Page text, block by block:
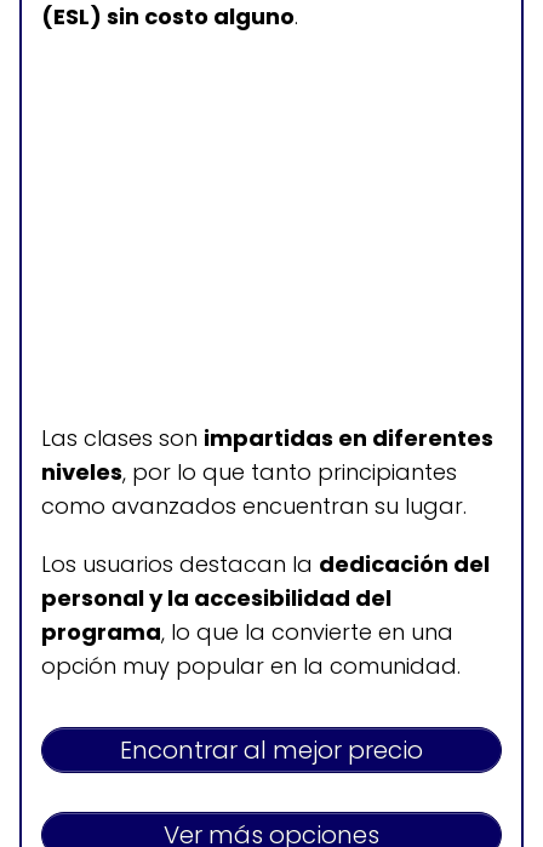
(ESL) sin costo alguno.
Las clases son impartidas en diferentes
niveles, por lo que tanto principiantes
como avanzados encuentran su lugar.
Los usuarios destacan la dedicación del
personal y la accesibilidad del
programa, lo que la convierte en una
opción muy popular en la comunidad.
Encontrar al mejor precio
Ver más opciones